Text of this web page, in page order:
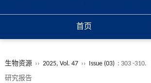
首页
生物资源 ›› 2025, Vol. 47 ›› Issue (03) : 303 -310.
研究报告